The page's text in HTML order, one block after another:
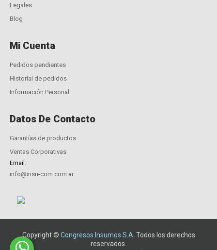
Legales
Blog
Mi Cuenta
Pedidos pendientes
Historial de pedidos
Información Personal
Datos De Contacto
Garantías de productos
Ventas Corporativas
Email:
info@insu-com.com.ar
Copyright © Congresos Insumos S.A. Todos los derechos
reservados.